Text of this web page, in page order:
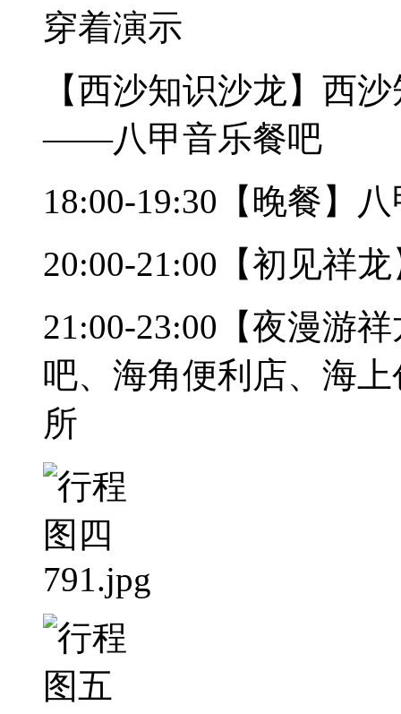
穿着演示
【西沙知识沙龙】西
——八甲音乐餐吧
18:00-19:30【晚餐】
20:00-21:00【初见祥
21:00-23:00【夜漫游
吧、海角便利店、海
所